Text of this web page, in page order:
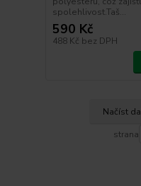
spolehlivost.Taš...
590 Kč
488 Kč bez DPH
Načíst
strana